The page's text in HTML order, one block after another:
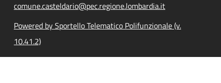
comune.casteldario@pec.regione.lombardia.it
Powered by Sportello Telematico Polifunzionale (v.
10.41.2)